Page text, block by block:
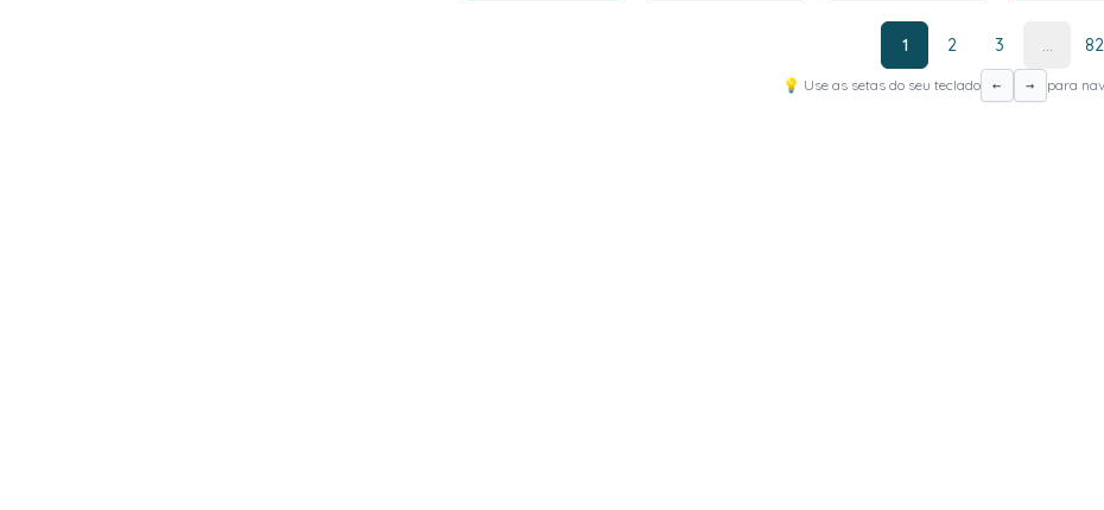
1 2 3 ... 82
💡 Use as setas do seu teclado ← → para